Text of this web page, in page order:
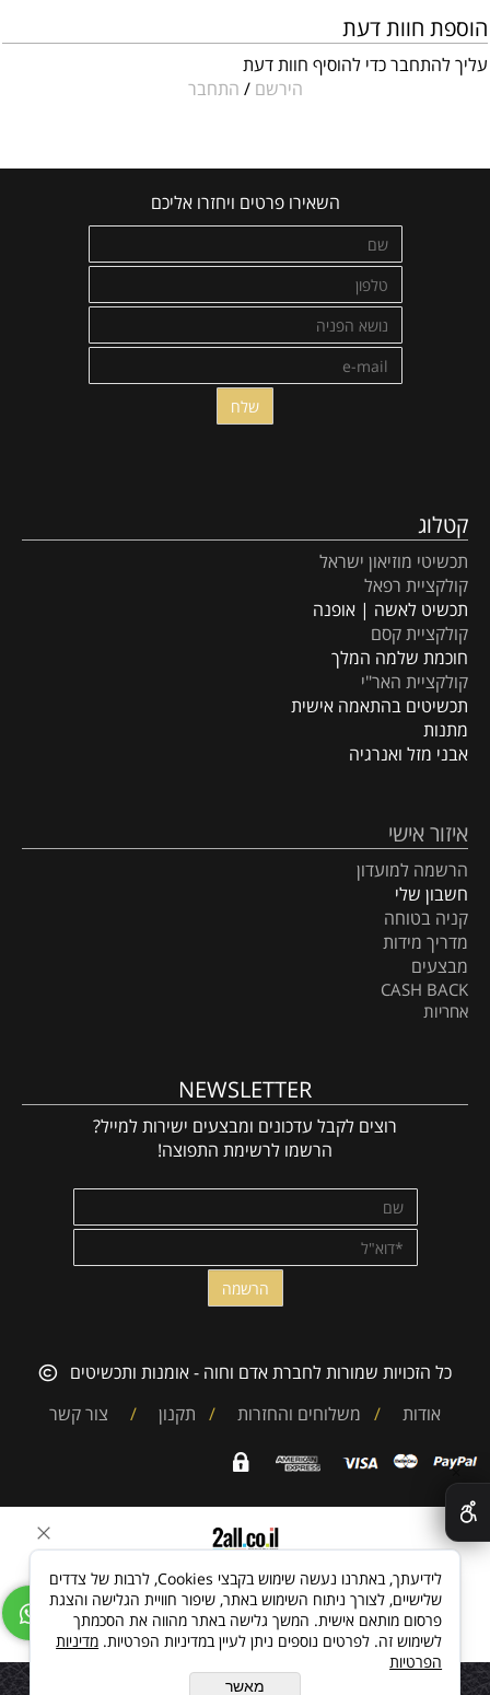
הוספת חוות דעת
עליך להתחבר כדי להוסיף חוות דעת
הירשם / התחבר
השאירו פרטים ויחזרו אליכם
קטלוג
תכשיטי מוזיאון ישראל
קולקציית רפאל
תכשיט לאשה | אופנה
קולקציית קסם
חוכמת שלמה המלך
קולקציית האר"י
תכשיטים בהתאמה אישית
מתנות
אבני מזל ואנרגיה
איזור אישי
הרשמה למועדון
חשבון שלי
קניה בטוחה
מדריך מידות
מבצעים
CASH BACK
אחריות
NEWSLETTER
רוצים לקבל עדכונים ומבצעים ישירות למייל?
הרשמו לרשימת התפוצה!
כל הזכויות שמורות לחברת אדם וחוה - אומנות ותכשיטים
אודות
/ משלוחים והחזרות / תקנון / צור קשר
✕
לידיעתך, באתרנו נעשה שימוש בקבצי Cookies, לרבות של צדדים
שלישיים, לצורך ניתוח השימוש באתר, שיפור חוויית הגלישה והצגת
פרסום מותאם אישית. המשך גלישה באתר מהווה את הסכמתך
לשימוש זה. לפרטים נוספים ניתן לעיין במדיניות הפרטיות. מדיניות
הפרטיות
מאשר